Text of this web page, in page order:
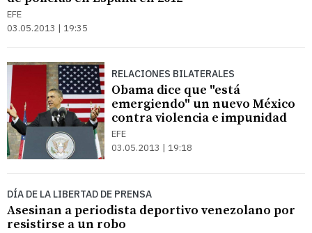
EFE
03.05.2013 | 19:35
RELACIONES BILATERALES
Obama dice que "está
emergiendo" un nuevo México
contra violencia e impunidad
EFE
03.05.2013 | 19:18
DÍA DE LA LIBERTAD DE PRENSA
Asesinan a periodista deportivo venezolano por
resistirse a un robo